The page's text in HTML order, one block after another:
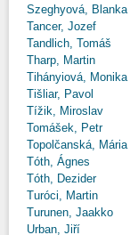
Szeghyová, Blanka
Tancer, Jozef
Tandlich, Tomáš
Tharp, Martin
Tihányiová, Monika
Tišliar, Pavol
Tížik, Miroslav
Tomášek, Petr
Topolčanská, Mária
Tóth, Ágnes
Tóth, Dezider
Turóci, Martin
Turunen, Jaakko
Urban, Jiří